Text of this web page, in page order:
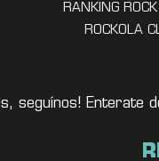
RANKING
ROCKOLA
seguínos! Enterate